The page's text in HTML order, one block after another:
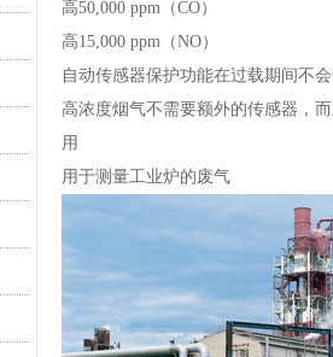
高50,000 ppm（CO）
高15,000 ppm（NO）
自动传感器保护功能在过载期间不
高浓度烟气不需要额外的传感器，
用
用于测量工业炉的废气